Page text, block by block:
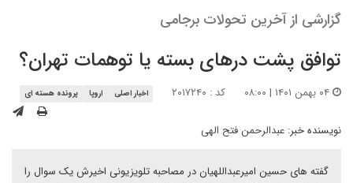
گزارشی از آخرین تحولات برجامی
توافق پشت درهای بسته یا توهمات تهران؟
کد : ۲۰۱۷۲۴۰ اخبار اصلی اروپا پرونده هسته ای
نویسنده خبر: عبدالرحمن فتح الهی
گفته های حسین امیرعبداللهیان در مصاحبه تلویزیونی اخیرش یک سوال را